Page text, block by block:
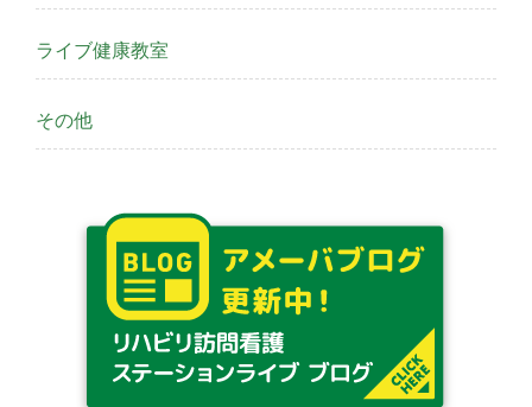
ライブ健康教室
その他